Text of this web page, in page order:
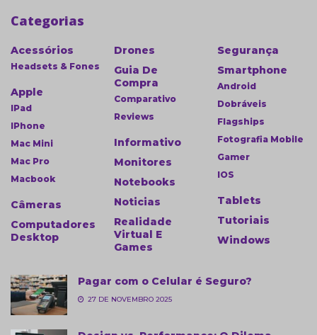
Categorias
Acessórios
Headsets & Fones
Apple
IPad
IPhone
Mac Mini
Mac Pro
Macbook
Câmeras
Computadores
Desktop
Drones
Guia De
Compra
Comparativo
Reviews
Informativo
Monitores
Notebooks
Noticias
Realidade
Virtual E
Games
Segurança
Smartphone
Android
Dobráveis
Flagships
Fotografia Mobile
Gamer
IOS
Tablets
Tutoriais
Windows
Pagar com o Celular é Seguro?
27 DE NOVEMBRO 2025